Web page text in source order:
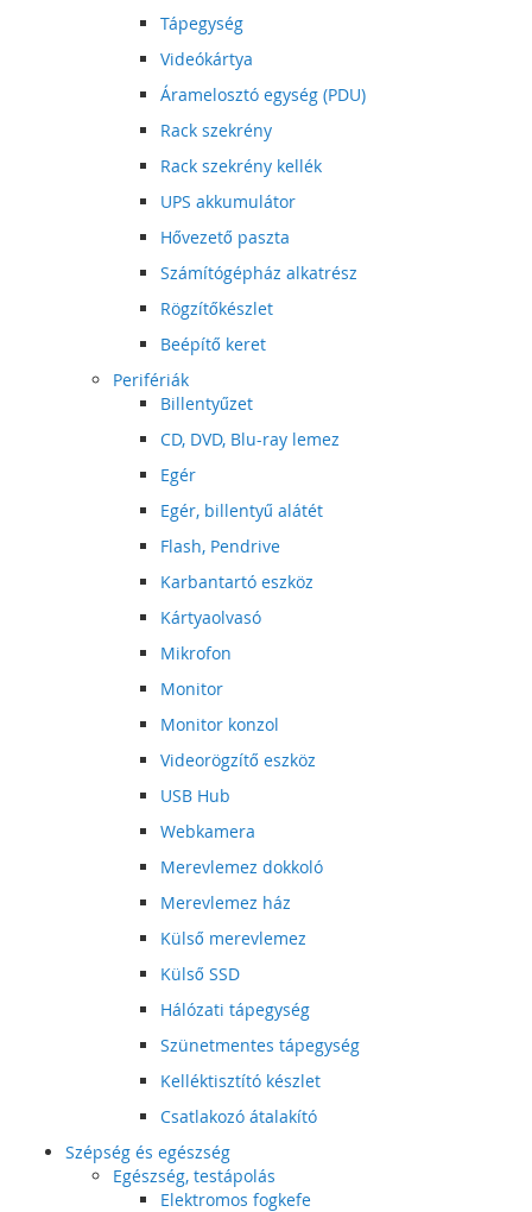
Tápegység
Videókártya
Áramelosztó egység (PDU)
Rack szekrény
Rack szekrény kellék
UPS akkumulátor
Hővezető paszta
Számítógépház alkatrész
Rögzítőkészlet
Beépítő keret
Perifériák
Billentyűzet
CD, DVD, Blu-ray lemez
Egér
Egér, billentyű alátét
Flash, Pendrive
Karbantartó eszköz
Kártyaolvasó
Mikrofon
Monitor
Monitor konzol
Videorögzítő eszköz
USB Hub
Webkamera
Merevlemez dokkoló
Merevlemez ház
Külső merevlemez
Külső SSD
Hálózati tápegység
Szünetmentes tápegység
Kelléktisztító készlet
Csatlakozó átalakító
Szépség és egészség
Egészség, testápolás
Elektromos fogkefe